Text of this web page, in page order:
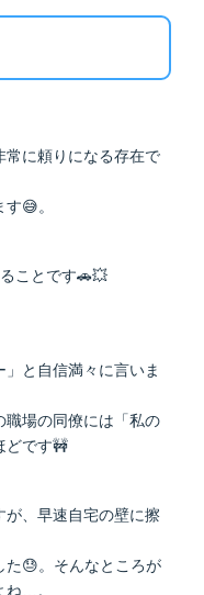
常に頼りになる存在で
😅。
ことです🚗💥
」と自信満々に言いま
職場の同僚には「私の
どです🚧
が、早速自宅の壁に擦
た😓。そんなところが
ね…。